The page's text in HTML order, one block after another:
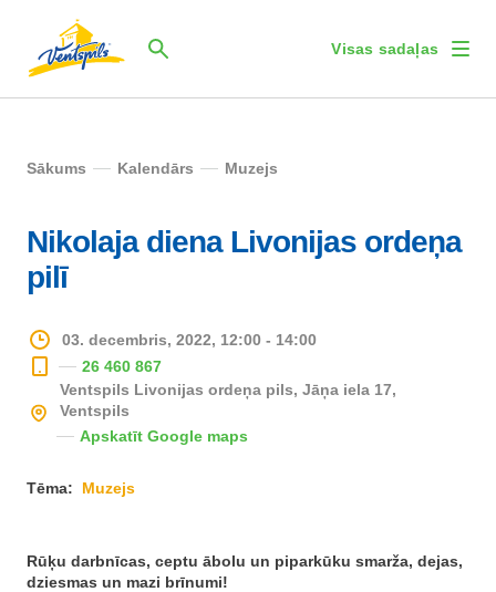
Visas sadaļas
Sākums Kalendārs Muzejs
Nikolaja diena Livonijas ordeņa
pilī
03. decembris, 2022, 12:00 - 14:00
26 460 867
Ventspils Livonijas ordeņa pils, Jāņa iela 17,
Ventspils
Apskatīt Google maps
Tēma: Muzejs
Rūķu darbnīcas, ceptu ābolu un piparkūku smarža, dejas,
dziesmas un mazi brīnumi!